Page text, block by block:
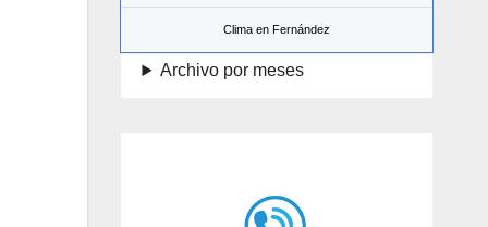
Clima en Fernández
Archivo por meses